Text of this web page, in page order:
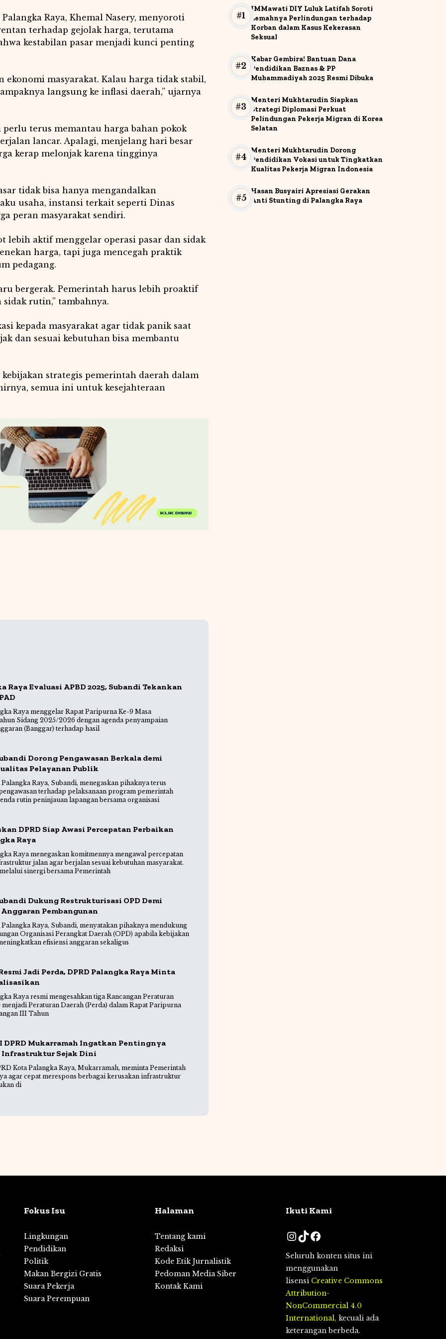
Raya, Khemal Nasery, menyoroti
terhadap gejolak harga, terutama
kestabilan pasar menjadi kunci penting
ekonomi masyarakat. Kalau harga tidak stabil,
langsung ke inflasi daerah,” ujarnya
terus memantau harga bahan pokok
lancar. Apalagi, menjelang hari besar
kerap melonjak karena tingginya
tidak bisa hanya mengandalkan
usaha, instansi terkait seperti Dinas
peran masyarakat sendiri.
lebih aktif menggelar operasi pasar dan sidak
harga, tapi juga mencegah praktik
pedagang.
bergerak. Pemerintah harus lebih proaktif
rutin,” tambahnya.
kepada masyarakat agar tidak panik saat
dan sesuai kebutuhan bisa membantu
strategis pemerintah daerah dalam
semua ini untuk kesejahteraan
Raya Evaluasi APBD 2025, Subandi Tekankan
Raya menggelar Rapat Paripurna Ke-9 Masa
Sidang 2025/2026 dengan agenda penyampaian
(Banggar) terhadap hasil
Dorong Pengawasan Berkala demi
Pelayanan Publik
Raya, Subandi, menegaskan pihaknya terus
terhadap pelaksanaan program pemerintah
rutin peninjauan lapangan bersama organisasi
DPRD Siap Awasi Percepatan Perbaikan
Raya
Raya menegaskan komitmennya mengawal percepatan
jalan agar berjalan sesuai kebutuhan masyarakat.
sinergi bersama Pemerintah
Dukung Restrukturisasi OPD Demi
Pembangunan
Palangka Raya, Subandi, menyatakan pihaknya mendukung
Organisasi Perangkat Daerah (OPD) apabila kebijakan
efisiensi anggaran sekaligus
Jadi Perda, DPRD Palangka Raya Minta
Raya resmi mengesahkan tiga Rancangan Peraturan
menjadi Peraturan Daerah (Perda) dalam Rapat Paripurna
III Tahun
DPRD Mukarramah Ingatkan Pentingnya
Infrastruktur Sejak Dini
Kota Palangka Raya, Mukarramah, meminta Pemerintah
agar cepat merespons berbagai kerusakan infrastruktur
di
IMMawati DIY Luluk Latifah Soroti
Lemahnya Perlindungan terhadap
Korban dalam Kasus Kekerasan
Seksual
Kabar Gembira! Bantuan Dana
Pendidikan Baznas & PP
Muhammadiyah 2025 Resmi Dibuka
Menteri Mukhtarudin Siapkan
Strategi Diplomasi Perkuat
Pelindungan Pekerja Migran di Korea
Selatan
Menteri Mukhtarudin Dorong
Pendidikan Vokasi untuk Tingkatkan
Kualitas Pekerja Migran Indonesia
Hasan Busyairi Apresiasi Gerakan
Anti Stunting di Palangka Raya
Fokus Isu
Lingkungan
Pendidikan
Politik
Makan Bergizi Gratis
Suara Pekerja
Suara Perempuan
Halaman
Tentang kami
Redaksi
Kode Etik Jurnalistik
Pedoman Media Siber
Kontak Kami
Ikuti Kami
Instagram
TikTok
Facebook
Seluruh konten situs ini
menggunakan
lisensi Creative Commons
Attribution-
NonCommercial 4.0
International, kecuali ada
keterangan berbeda.